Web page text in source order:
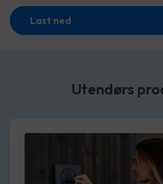
Last ned
Utendørs